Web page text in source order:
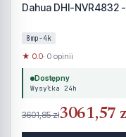
Dahua DHI-NVR4832
8mp-4k
★ 0.0· 0 opinii
Dostępny
Wysyłka 24h
3601,85 zł3061,57